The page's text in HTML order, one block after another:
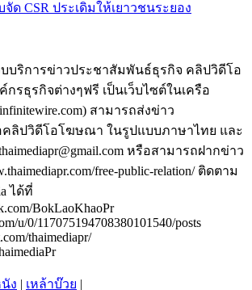
ด CSR ประเดิมให้เยาวชนระยอง
ว็บบริการข่าวประชาสัมพันธ์ธุรกิจ คลิปวิดีโอ
รธุรกิจต่างๆฟรี เป็นเว็บไซต์ในเครือ
สามารถส่งข่าว
ลิปวิดีโอโฆษณา ในรูปแบบภาษาไทย และ
หรือสามารถฝากข่าว
free-public-relation/ ติดตาม
ได้ที่
BokLaoKhaoPr
u/0/117075194708380101540/posts
thaimediapr/
ง | เหล้าบ๊วย |